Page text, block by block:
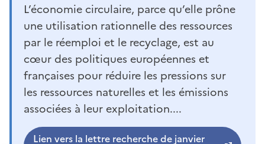
L’économie circulaire, parce qu’elle prône
une utilisation rationnelle des ressources
par le réemploi et le recyclage, est au
cœur des politiques européennes et
françaises pour réduire les pressions sur
les ressources naturelles et les émissions
associées à leur exploitation....
Lien vers la lettre recherche de janvier